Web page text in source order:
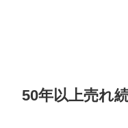
50年以上売れ